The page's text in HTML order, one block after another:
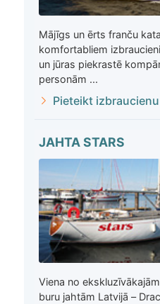
Mājīgs un ērts franču
komfortabliem
un jūras piekrastē
personām ...
Pieteikt izbraucienu
JAHTA STARS
Viena no
buru jahtām Latvijā –